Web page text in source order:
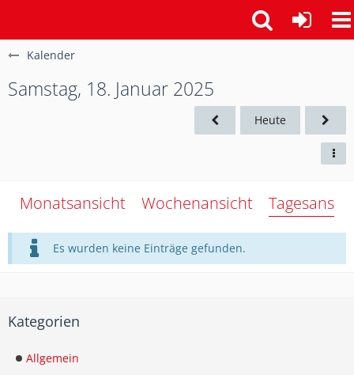
Kalender
Samstag, 18. Januar 2025
Heute
Monatsansicht Wochenansicht
Es wurden keine Einträge gefunden.
Kategorien
Allgemein